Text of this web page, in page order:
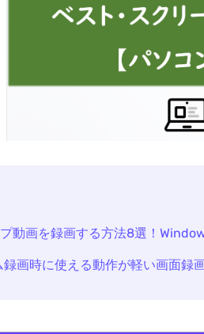
動画を録画する方法8選！
録画時に使える動作が軽い画面録